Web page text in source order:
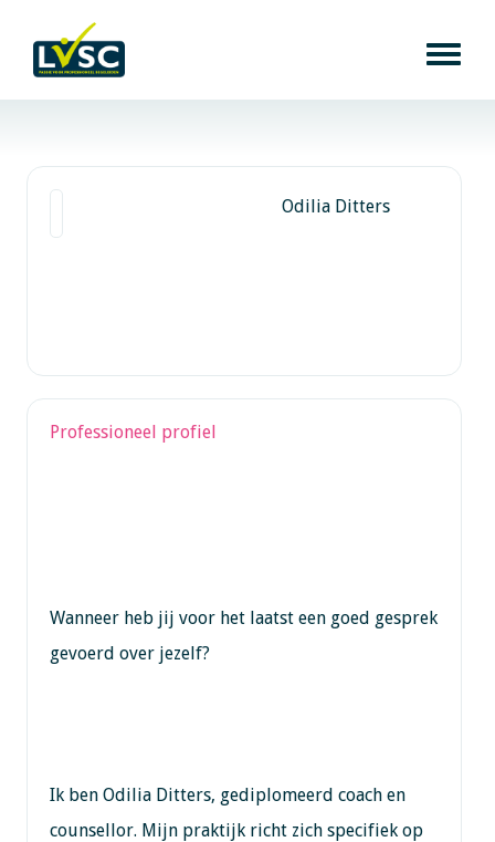
Odilia Ditters
Professioneel profiel
Wanneer heb jij voor het laatst een goed gesprek
gevoerd over jezelf?
Ik ben Odilia Ditters, gediplomeerd coach en
counsellor. Mijn praktijk richt zich specifiek op